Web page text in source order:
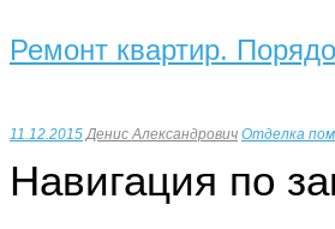
Ремонт квартир.
11.12.2015 Денис Александрович Отделка
Навигация по